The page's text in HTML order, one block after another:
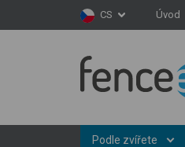
CS Úvod
Podle zvířete